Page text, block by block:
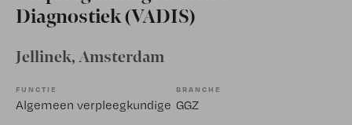
Diagnostiek (VADIS)
Jellinek, Amsterdam
FUNCTIE
Algemeen verpleegkundige
BRANCHE
GGZ